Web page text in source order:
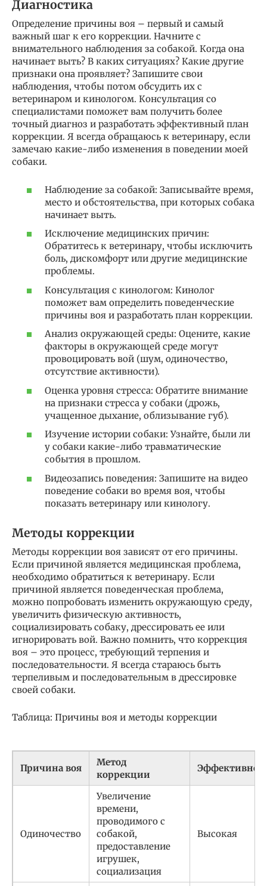
Диагностика
Определение причины воя – первый и самый
важный шаг к его коррекции. Начните с
внимательного наблюдения за собакой. Когда она
начинает выть? В каких ситуациях? Какие другие
признаки она проявляет? Запишите свои
наблюдения, чтобы потом обсудить их с
ветеринаром и кинологом. Консультация со
специалистами поможет вам получить более
точный диагноз и разработать эффективный план
коррекции. Я всегда обращаюсь к ветеринару, если
замечаю какие-либо изменения в поведении моей
собаки.
Наблюдение за собакой: Записывайте время,
место и обстоятельства, при которых собака
начинает выть.
Исключение медицинских причин:
Обратитесь к ветеринару, чтобы исключить
боль, дискомфорт или другие медицинские
проблемы.
Консультация с кинологом: Кинолог
поможет вам определить поведенческие
причины воя и разработать план коррекции.
Анализ окружающей среды: Оцените, какие
факторы в окружающей среде могут
провоцировать вой (шум, одиночество,
отсутствие активности).
Оценка уровня стресса: Обратите внимание
на признаки стресса у собаки (дрожь,
учащенное дыхание, облизывание губ).
Изучение истории собаки: Узнайте, были ли
у собаки какие-либо травматические
события в прошлом.
Видеозапись поведения: Запишите на видео
поведение собаки во время воя, чтобы
показать ветеринару или кинологу.
Методы коррекции
Методы коррекции воя зависят от его причины.
Если причиной является медицинская проблема,
необходимо обратиться к ветеринару. Если
причиной является поведенческая проблема,
можно попробовать изменить окружающую среду,
увеличить физическую активность,
социализировать собаку, дрессировать ее или
игнорировать вой. Важно помнить, что коррекция
воя – это процесс, требующий терпения и
последовательности. Я всегда стараюсь быть
терпеливым и последовательным в дрессировке
своей собаки.
Таблица: Причины воя и методы коррекции
Причина воя
Метод
коррекции
Одиночество
Увеличение
времени,
проводимого с
собакой,
предоставление
игрушек,
социализация
Высокая